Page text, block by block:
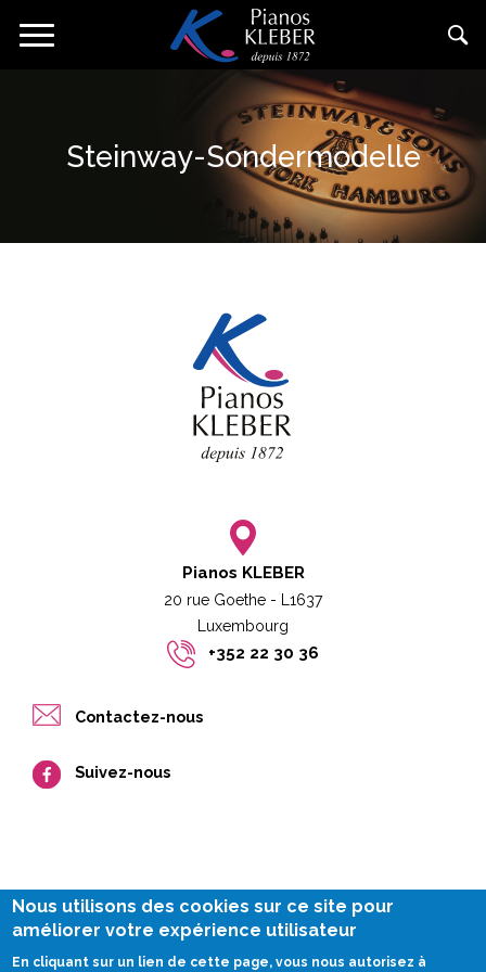
zum Navigation
Steinway-Sondermodelle
Pianos KLEBER
20 rue Goethe - L1637
Luxembourg​​
+352 22 30 36
Contactez-nous
Suivez-nous
Impressum
Nous utilisons des cookies sur ce site pour
améliorer votre expérience utilisateur
En cliquant sur un lien de cette page, vous nous autorisez à